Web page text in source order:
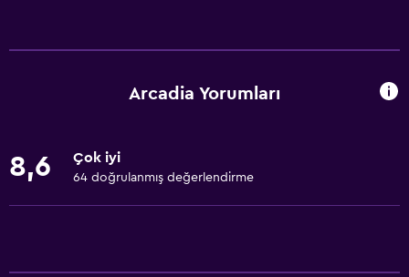
Ücretsiz WiFi
Yangın söndürücü
Arcadia Yorumları
8,6 Çok iyi
64 doğrulanmış değerlendirme